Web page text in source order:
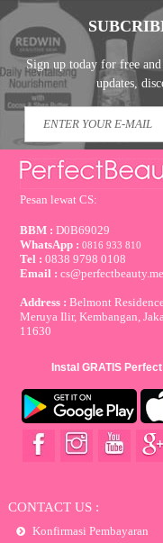
Sign up today for free
updates,
Pesan lewat CS:
BBM : D0B69029
WhatsApp :0816 933 810
Tel :0838 9798 0108
Email :cs@perfectbeauty.me
Address : Belmont
Meruya Ilir, Kembangan,
11630
Instal GRATIS
CONTACT US :
Konfirmasi Pembayaran